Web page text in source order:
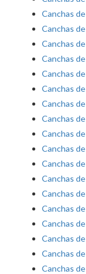
Canchas
Canchas
Canchas
Canchas
Canchas
Canchas
Canchas
Canchas
Canchas
Canchas
Canchas
Canchas
Canchas
Canchas
Canchas
Canchas
Canchas
Canchas